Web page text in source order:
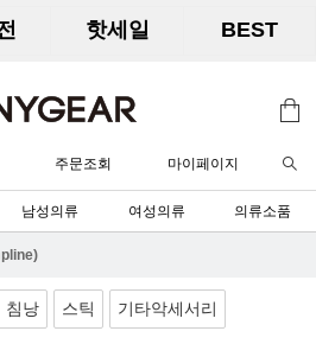
핫세일 BEST
주문조회 마이페이지
남성의류 여성의류 의류소품
침낭 스틱 기타악세서리